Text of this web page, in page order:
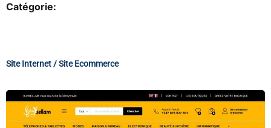
Catégorie:
Site Internet / Site Ecommerce